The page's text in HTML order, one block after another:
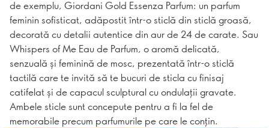
de exemplu, Giordani Gold Essenza Parfum: un parfum
feminin sofisticat, adăpostit într-o sticlă din sticlă groasă,
decorată cu detalii autentice din aur de 24 de carate. Sau
Whispers of Me Eau de Parfum, o aromă delicată,
senzuală și feminină de mosc, prezentată într-o sticlă
tactilă care te invită să te bucuri de sticla cu finisaj
catifelat și de capacul sculptural cu ondulații gravate.
Ambele sticle sunt concepute pentru a fi la fel de
memorabile precum parfumurile pe care le conțin.